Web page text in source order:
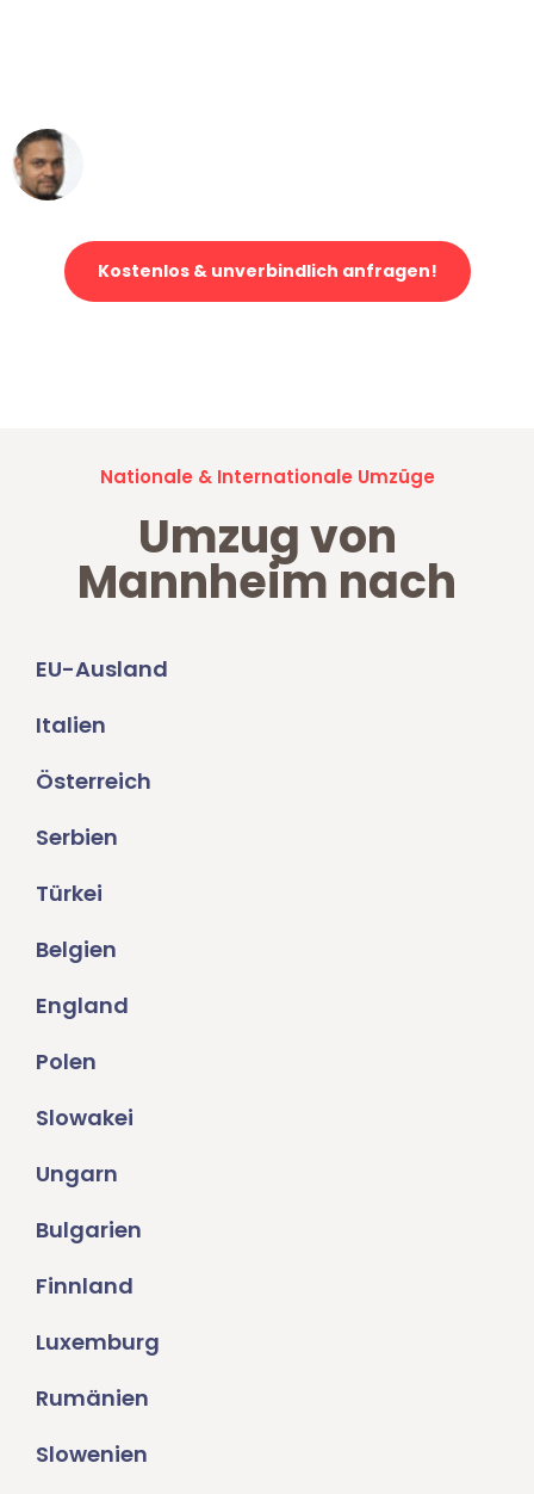
Kostenlos & unverbindlich anfragen!
Nationale & Internationale Umzüge
Umzug von
Mannheim nach
EU-Ausland
Italien
Österreich
Serbien
Türkei
Belgien
England
Polen
Slowakei
Ungarn
Bulgarien
Finnland
Luxemburg
Rumänien
Slowenien